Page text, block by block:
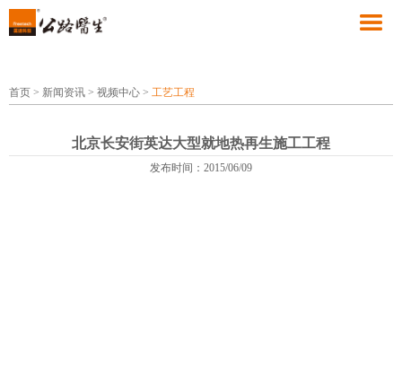
首页 > 新闻资讯 > 视频中心 > 工艺工程
北京长安街英达大型就地热再生施工工程
发布时间：2015/06/09